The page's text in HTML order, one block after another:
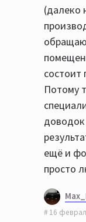
(далеко
состоит
Потому
ещё и
просто
16